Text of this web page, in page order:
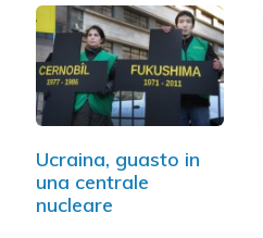
Ucraina, guasto in
una centrale
nucleare